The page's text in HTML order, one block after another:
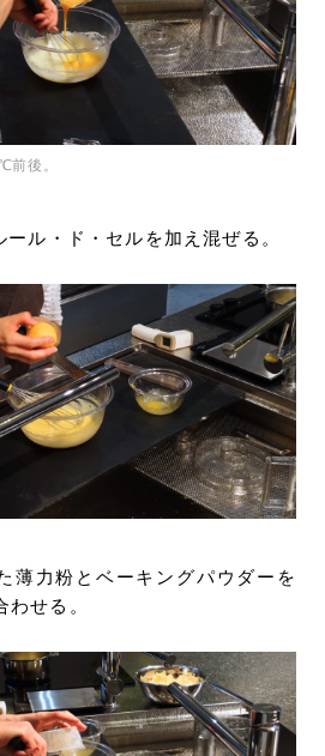
前後。
ル・ド・セルを加え混ぜる。
力粉とベーキングパウダーを
せる。